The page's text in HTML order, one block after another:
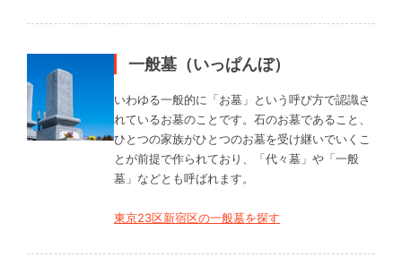
一般墓（いっぱんぼ）
いわゆる一般的に「お墓」という呼び方で認識さ
れているお墓のことです。石のお墓であること、
ひとつの家族がひとつのお墓を受け継いでいくこ
とが前提で作られており、「代々墓」や「一般
墓」などとも呼ばれます。
東京23区新宿区の一般墓を探す